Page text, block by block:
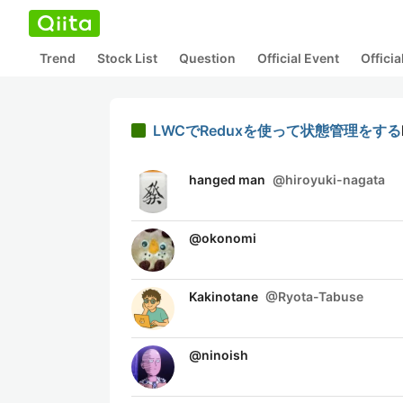
Trend Stock List Question Official Event
LWCでReduxを使って状態管理をする
hanged man @hiroyuki-nagata
@okonomi
Kakinotane @Ryota-Tabuse
@ninoish